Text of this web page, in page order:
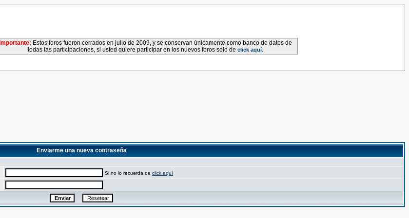
Importante: Estos foros fueron cerrados en julio de 2009, y se conservan únicamente como banco de datos de
todas las participaciones, si usted quiere participar en los nuevos foros solo de click aquí.
Enviarme una nueva contraseña
Si no lo recuerda de click aquí